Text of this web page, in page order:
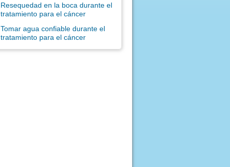
Resequedad en la boca durante el
tratamiento para el cáncer
Tomar agua confiable durante el
tratamiento para el cáncer